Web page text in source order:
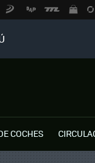
COCHES